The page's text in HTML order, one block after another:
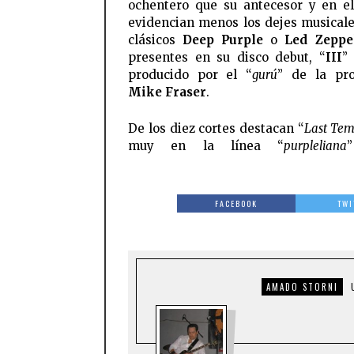
ochentero que su antecesor y en
evidencian menos los dejes
clásicos Deep Purple o Led
presentes en su disco debut, “III”
producido por el “gurú” de la
Mike Fraser.
De los diez cortes destacan “Last
muy en la línea “purpleliana
FACEBOOK
AMADO STORNI